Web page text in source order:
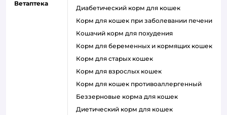
Ветаптека
диабетический корм для кошек
корм для кошек при заболевании печени
кошачий корм для похудения
корм для беременных и кормящих кошек
корм для старых кошек
корм для взрослых кошек
корм для кошек противоаллергенный
беззерновые корма для кошек
диетический корм для кошек